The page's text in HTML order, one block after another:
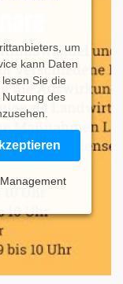
um
kann Daten
Sie die
des